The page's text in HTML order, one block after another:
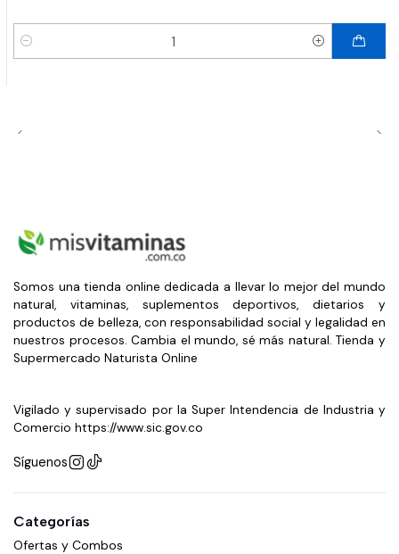
Cantidad
Somos una tienda online dedicada a llevar lo mejor del mundo
natural, vitaminas, suplementos deportivos, dietarios y
productos de belleza, con responsabilidad social y legalidad en
nuestros procesos. Cambia el mundo, sé más natural. Tienda y
Supermercado Naturista Online
Vigilado y supervisado por la Super Intendencia de Industria y
Comercio https://www.sic.gov.co
Síguenos
Categorías
Ofertas y Combos